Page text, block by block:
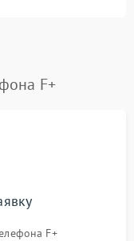
F+
F+